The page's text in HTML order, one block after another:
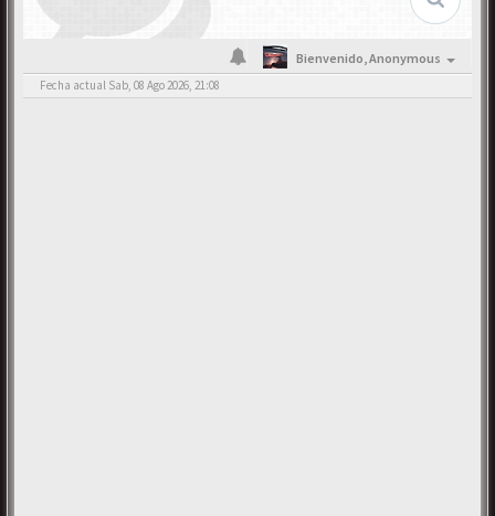
Bienvenido,Anonymous
Fecha actual Sab, 08 Ago 2026, 21:08